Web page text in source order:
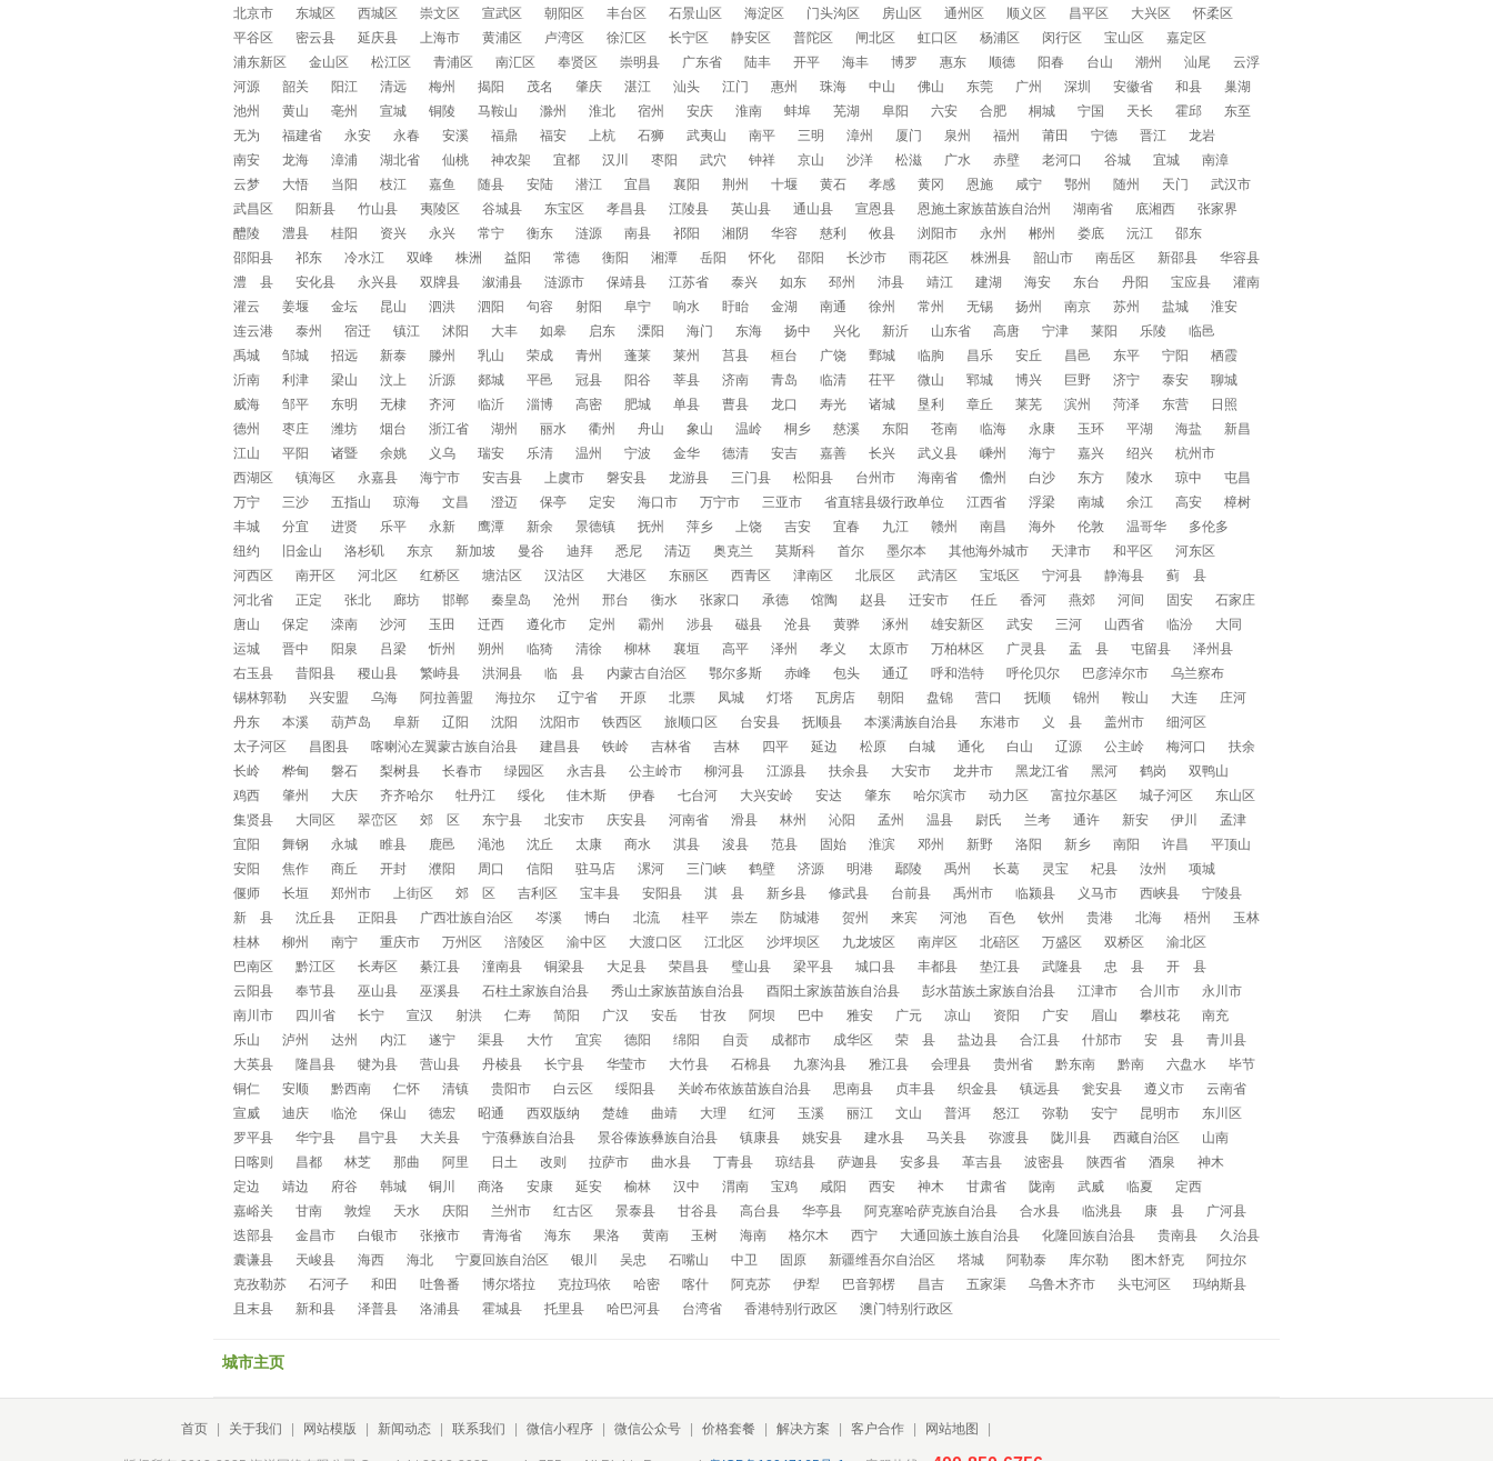
北京市 东城区 西城区 崇文区 宣武区 朝阳区 丰台区 石景山区 海淀区 门头沟区 房山区 通州区 顺义区 昌平区 大兴区
怀柔区
平谷区
密云县 延庆县 上海市 黄浦区 卢湾区 徐汇区 长宁区 静安区 普陀区 闸北区 虹口区 杨浦区 闵行区 宝山区
嘉定区
浦东新区
金山区 松江区 青浦区 南汇区 奉贤区 崇明县 广东省 陆丰 开平 海丰 博罗 惠东 顺德 阳春 台山 潮州 汕尾
云浮
河源
韶关 阳江 清远 梅州 揭阳 茂名 肇庆 湛江 汕头 江门 惠州 珠海 中山 佛山 东莞 广州 深圳 安徽省 和县
巢湖
池州
黄山 亳州 宣城 铜陵 马鞍山 滁州 淮北 宿州 安庆 淮南 蚌埠 芜湖 阜阳 六安 合肥 桐城 宁国 天长 霍邱
东至
无为
福建省 永安 永春 安溪 福鼎 福安 上杭 石狮 武夷山 南平 三明 漳州 厦门 泉州 福州 莆田 宁德 晋江
龙岩
南安
龙海 漳浦 湖北省 仙桃 神农架 宜都 汉川 枣阳 武穴 钟祥 京山 沙洋 松滋 广水 赤壁 老河口 谷城 宜城
南漳
云梦
大悟 当阳 枝江 嘉鱼 随县 安陆 潜江 宜昌 襄阳 荆州 十堰 黄石 孝感 黄冈 恩施 咸宁 鄂州 随州 天门
武汉市
武昌区
阳新县 竹山县 夷陵区 谷城县 东宝区 孝昌县 江陵县 英山县 通山县 宣恩县 恩施土家族苗族自治州 湖南省 底湘西
张家界
醴陵
澧县 桂阳 资兴 永兴 常宁 衡东 涟源 南县 祁阳 湘阴 华容 慈利 攸县 浏阳市 永州 郴州 娄底 沅江
邵东
邵阳县
祁东 冷水江 双峰 株洲 益阳 常德 衡阳 湘潭 岳阳 怀化 邵阳 长沙市 雨花区 株洲县 韶山市 南岳区 新邵县
华容县
澧 县
安化县 永兴县 双牌县 溆浦县 涟源市 保靖县 江苏省 泰兴 如东 邳州 沛县 靖江 建湖 海安 东台 丹阳 宝应县
灌南
灌云
姜堰 金坛 昆山 泗洪 泗阳 句容 射阳 阜宁 响水 盱眙 金湖 南通 徐州 常州 无锡 扬州 南京 苏州 盐城
淮安
连云港
泰州 宿迁 镇江 沭阳 大丰 如皋 启东 溧阳 海门 东海 扬中 兴化 新沂 山东省 高唐 宁津 莱阳 乐陵
临邑
禹城
邹城 招远 新泰 滕州 乳山 荣成 青州 蓬莱 莱州 莒县 桓台 广饶 鄄城 临朐 昌乐 安丘 昌邑 东平 宁阳
栖霞
沂南
利津 梁山 汶上 沂源 郯城 平邑 冠县 阳谷 莘县 济南 青岛 临清 茌平 微山 郓城 博兴 巨野 济宁 泰安
聊城
威海
邹平 东明 无棣 齐河 临沂 淄博 高密 肥城 单县 曹县 龙口 寿光 诸城 垦利 章丘 莱芜 滨州 菏泽 东营
日照
德州
枣庄 潍坊 烟台 浙江省 湖州 丽水 衢州 舟山 象山 温岭 桐乡 慈溪 东阳 苍南 临海 永康 玉环 平湖 海盐
新昌
江山
平阳 诸暨 余姚 义乌 瑞安 乐清 温州 宁波 金华 德清 安吉 嘉善 长兴 武义县 嵊州 海宁 嘉兴 绍兴
杭州市
西湖区
镇海区 永嘉县 海宁市 安吉县 上虞市 磐安县 龙游县 三门县 松阳县 台州市 海南省 儋州 白沙 东方 陵水 琼中
屯昌
万宁
三沙 五指山 琼海 文昌 澄迈 保亭 定安 海口市 万宁市 三亚市 省直辖县级行政单位 江西省 浮梁 南城 余江 高安
樟树
丰城
分宜 进贤 乐平 永新 鹰潭 新余 景德镇 抚州 萍乡 上饶 吉安 宜春 九江 赣州 南昌 海外 伦敦 温哥华
多伦多
纽约
旧金山 洛杉矶 东京 新加坡 曼谷 迪拜 悉尼 清迈 奥克兰 莫斯科 首尔 墨尔本 其他海外城市 天津市 和平区
河东区
河西区
南开区 河北区 红桥区 塘沽区 汉沽区 大港区 东丽区 西青区 津南区 北辰区 武清区 宝坻区 宁河县 静海县
蓟 县
河北省
正定 张北 廊坊 邯郸 秦皇岛 沧州 邢台 衡水 张家口 承德 馆陶 赵县 迁安市 任丘 香河 燕郊 河间 固安
石家庄
唐山
保定 滦南 沙河 玉田 迁西 遵化市 定州 霸州 涉县 磁县 沧县 黄骅 涿州 雄安新区 武安 三河 山西省 临汾
大同
运城
晋中 阳泉 吕梁 忻州 朔州 临猗 清徐 柳林 襄垣 高平 泽州 孝义 太原市 万柏林区 广灵县 盂 县 屯留县
泽州县
右玉县
昔阳县 稷山县 繁峙县 洪洞县 临 县 内蒙古自治区 鄂尔多斯 赤峰 包头 通辽 呼和浩特 呼伦贝尔 巴彦淖尔市
乌兰察布
锡林郭勒
兴安盟 乌海 阿拉善盟 海拉尔 辽宁省 开原 北票 凤城 灯塔 瓦房店 朝阳 盘锦 营口 抚顺 锦州 鞍山 大连
庄河
丹东
本溪 葫芦岛 阜新 辽阳 沈阳 沈阳市 铁西区 旅顺口区 台安县 抚顺县 本溪满族自治县 东港市 义 县 盖州市
细河区
太子河区
昌图县 喀喇沁左翼蒙古族自治县 建昌县 铁岭 吉林省 吉林 四平 延边 松原 白城 通化 白山 辽源 公主岭 梅河口
扶余
长岭
桦甸 磐石 梨树县 长春市 绿园区 永吉县 公主岭市 柳河县 江源县 扶余县 大安市 龙井市 黑龙江省 黑河 鹤岗
双鸭山
鸡西
肇州 大庆 齐齐哈尔 牡丹江 绥化 佳木斯 伊春 七台河 大兴安岭 安达 肇东 哈尔滨市 动力区 富拉尔基区 城子河区
东山区
集贤县
大同区 翠峦区 郊 区 东宁县 北安市 庆安县 河南省 滑县 林州 沁阳 孟州 温县 尉氏 兰考 通许 新安 伊川
孟津
宜阳
舞钢 永城 睢县 鹿邑 渑池 沈丘 太康 商水 淇县 浚县 范县 固始 淮滨 邓州 新野 洛阳 新乡 南阳 许昌
平顶山
安阳
焦作 商丘 开封 濮阳 周口 信阳 驻马店 漯河 三门峡 鹤壁 济源 明港 鄢陵 禹州 长葛 灵宝 杞县 汝州
项城
偃师
长垣 郑州市 上街区 郊 区 吉利区 宝丰县 安阳县 淇 县 新乡县 修武县 台前县 禹州市 临颍县 义马市 西峡县
宁陵县
新 县
沈丘县 正阳县 广西壮族自治区 岑溪 博白 北流 桂平 崇左 防城港 贺州 来宾 河池 百色 钦州 贵港 北海 梧州
玉林
桂林
柳州 南宁 重庆市 万州区 涪陵区 渝中区 大渡口区 江北区 沙坪坝区 九龙坡区 南岸区 北碚区 万盛区 双桥区
渝北区
巴南区
黔江区 长寿区 綦江县 潼南县 铜梁县 大足县 荣昌县 璧山县 梁平县 城口县 丰都县 垫江县 武隆县 忠 县
开 县
云阳县
奉节县 巫山县 巫溪县 石柱土家族自治县 秀山土家族苗族自治县 酉阳土家族苗族自治县 彭水苗族土家族自治县 江津市 合川市
永川市
南川市
四川省 长宁 宣汉 射洪 仁寿 简阳 广汉 安岳 甘孜 阿坝 巴中 雅安 广元 凉山 资阳 广安 眉山 攀枝花
南充
乐山
泸州 达州 内江 遂宁 渠县 大竹 宜宾 德阳 绵阳 自贡 成都市 成华区 荣 县 盐边县 合江县 什邡市 安 县
青川县
大英县
隆昌县 犍为县 营山县 丹棱县 长宁县 华莹市 大竹县 石棉县 九寨沟县 雅江县 会理县 贵州省 黔东南 黔南 六盘水
毕节
铜仁
安顺 黔西南 仁怀 清镇 贵阳市 白云区 绥阳县 关岭布依族苗族自治县 思南县 贞丰县 织金县 镇远县 瓮安县 遵义市
云南省
宣威
迪庆 临沧 保山 德宏 昭通 西双版纳 楚雄 曲靖 大理 红河 玉溪 丽江 文山 普洱 怒江 弥勒 安宁 昆明市
东川区
罗平县
华宁县 昌宁县 大关县 宁蒗彝族自治县 景谷傣族彝族自治县 镇康县 姚安县 建水县 马关县 弥渡县 陇川县 西藏自治区
山南
日喀则
昌都 林芝 那曲 阿里 日土 改则 拉萨市 曲水县 丁青县 琼结县 萨迦县 安多县 革吉县 波密县 陕西省 酒泉
神木
定边
靖边 府谷 韩城 铜川 商洛 安康 延安 榆林 汉中 渭南 宝鸡 咸阳 西安 神木 甘肃省 陇南 武威 临夏
定西
嘉峪关
甘南 敦煌 天水 庆阳 兰州市 红古区 景泰县 甘谷县 高台县 华亭县 阿克塞哈萨克族自治县 合水县 临洮县 康 县
广河县
迭部县
金昌市 白银市 张掖市 青海省 海东 果洛 黄南 玉树 海南 格尔木 西宁 大通回族土族自治县 化隆回族自治县 贵南县
久治县
囊谦县
天峻县 海西 海北 宁夏回族自治区 银川 吴忠 石嘴山 中卫 固原 新疆维吾尔自治区 塔城 阿勒泰 库尔勒 图木舒克
阿拉尔
克孜勒苏
石河子 和田 吐鲁番 博尔塔拉 克拉玛依 哈密 喀什 阿克苏 伊犁 巴音郭楞 昌吉 五家渠 乌鲁木齐市 头屯河区
玛纳斯县
且末县
新和县 泽普县 洛浦县 霍城县 托里县 哈巴河县 台湾省 香港特别行政区 澳门特别行政区
城市主页
首页 关于我们 网站模版 新闻动态 联系我们 微信小程序 微信公众号 价格套餐 解决方案 客户合作 网站地图